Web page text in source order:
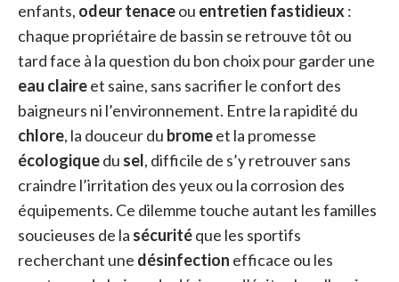
enfants, odeur tenaceou entretien fastidieux :
chaque propriétaire de bassin se retrouve tôt ou
tard face à la question du bon choix pour garder une
eau claireet saine, sans sacrifier le confort des
baigneurs ni l’environnement. Entre la rapidité du
chlore, la douceur du bromeet la promesse
écologiquedu sel, difficile de s’y retrouver sans
craindre l’irritation des yeux ou la corrosion des
équipements. Ce dilemme touche autant les familles
soucieuses de la sécuritéque les sportifs
recherchant une désinfection efficace ou les